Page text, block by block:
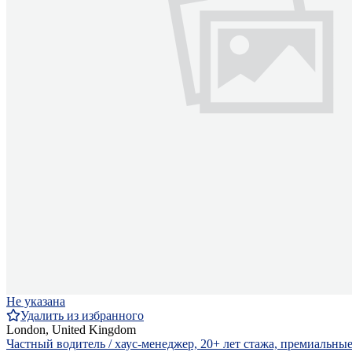
Не указана
Удалить из избранного
London, United Kingdom
Частный водитель / хаус-менеджер, 20+ лет стажа,